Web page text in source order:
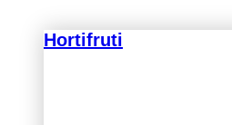
Hortifruti